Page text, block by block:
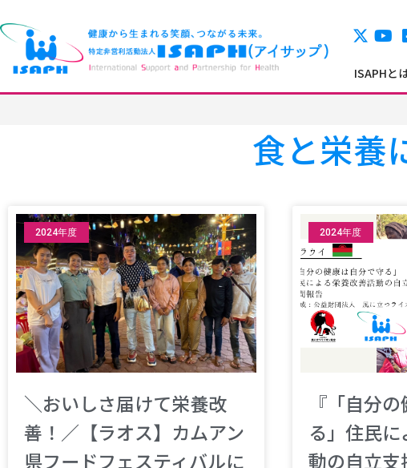
ISAPHと
食と栄養
2024年度
＼おいしさ届けて栄養改
善！／【ラオス】カムアン
県フードフェスティバルに
2024年度
『「自分
る」住民
動の自立